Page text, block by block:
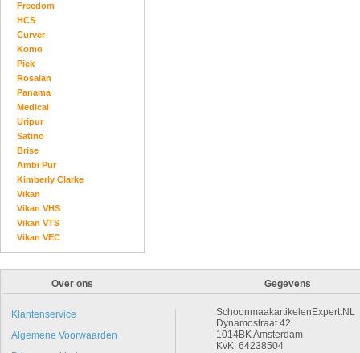
Freedom
HCS
Curver
Komo
Piek
Rosalan
Panama
Medical
Uripur
Satino
Brise
Ambi Pur
Kimberly Clarke
Vikan
Vikan VHS
Vikan VTS
Vikan VEC
Over ons Gegevens
Klantenservice
Algemene Voorwaarden
SchoonmaakartikelenExpert.NL
Dynamostraat 42
1014BK Amsterdam
KvK: 64238504